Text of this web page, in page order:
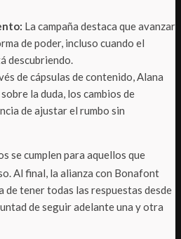
La campaña destaca que avanzar
de poder, incluso cuando el
descubriendo.
de cápsulas de contenido, Alana
la duda, los cambios de
de ajustar el rumbo sin
se cumplen para aquellos que
. Al final, la alianza con Bonafont
de tener todas las respuestas desde
de seguir adelante una y otra